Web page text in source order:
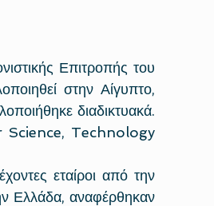
Επιτροπής του
στην Αίγυπτο,
διαδικτυακά.
Science, Technology
εταίροι από την
Ελλάδα, αναφέρθηκαν